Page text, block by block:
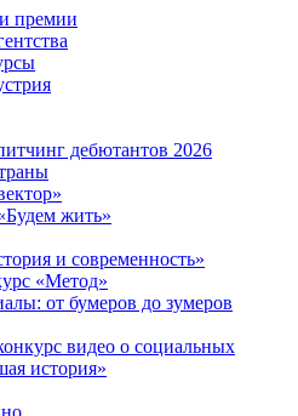
премии
дебютантов 2026
жить»
и современность»
«Метод»
от бумеров до зумеров
видео о социальных
история»